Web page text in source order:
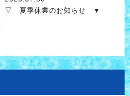
▽ 夏季休業のお知らせ ▼